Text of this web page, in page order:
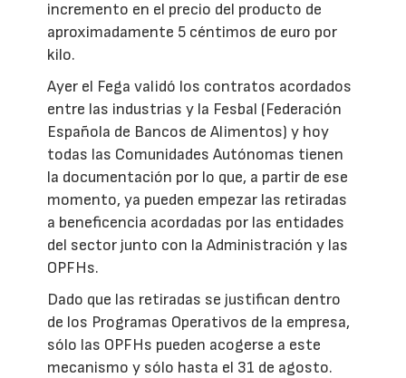
incremento en el precio del producto de
aproximadamente 5 céntimos de euro por
kilo.
Ayer el Fega validó los contratos acordados
entre las industrias y la Fesbal (Federación
Española de Bancos de Alimentos) y hoy
todas las Comunidades Autónomas tienen
la documentación por lo que, a partir de ese
momento, ya pueden empezar las retiradas
a beneficencia acordadas por las entidades
del sector junto con la Administración y las
OPFHs.
Dado que las retiradas se justifican dentro
de los Programas Operativos de la empresa,
sólo las OPFHs pueden acogerse a este
mecanismo y sólo hasta el 31 de agosto.